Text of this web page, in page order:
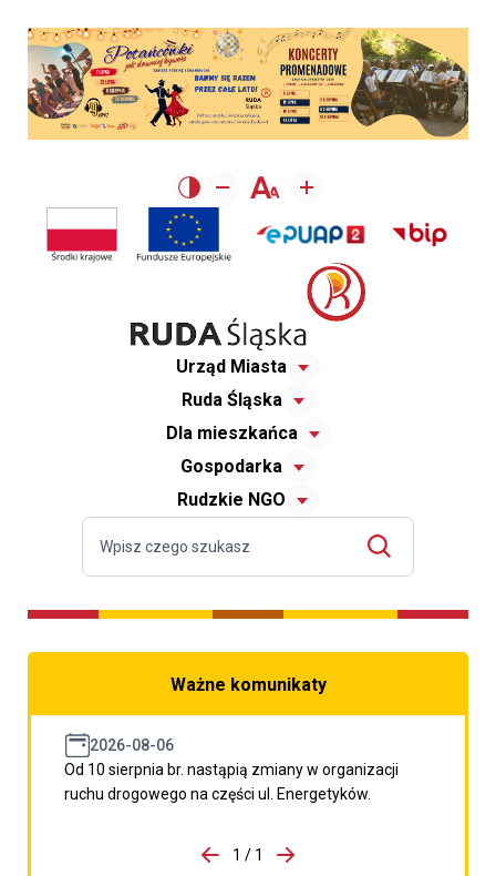
Urząd Miasta
Ruda Śląska
Dla mieszkańca
Gospodarka
Rudzkie NGO
Ważne komunikaty
2026-08-06
Od 10 sierpnia br. nastąpią zmiany w organizacji
ruchu drogowego na części ul. Energetyków.
porzpedniego komunikatu
1 / 1
Przejdź do następnego